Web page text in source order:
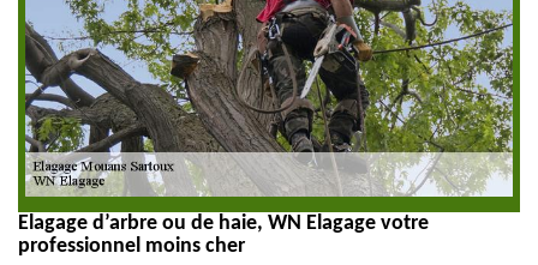
Elagage d’arbre ou de haie, WN Elagage votre
professionnel moins cher